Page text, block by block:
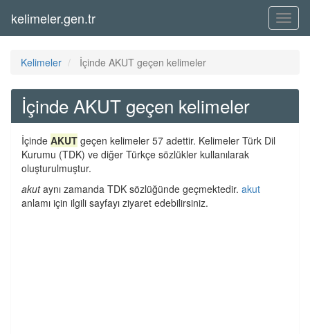
Menü
kelimeler.gen.tr
Kelimeler İçinde AKUT geçen kelimeler
İçinde AKUT geçen kelimeler
İçinde AKUT geçen kelimeler 57 adettir. Kelimeler Türk Dil
Kurumu (TDK) ve diğer Türkçe sözlükler kullanılarak
oluşturulmuştur.
akutaynı zamanda TDK sözlüğünde geçmektedir. akut
anlamı için ilgili sayfayı ziyaret edebilirsiniz.